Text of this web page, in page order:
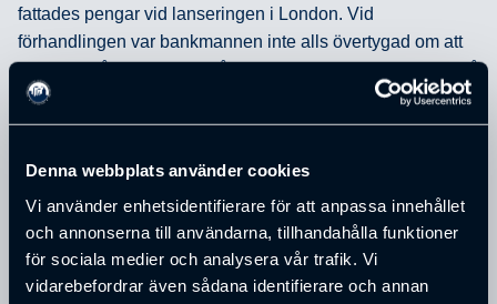
Denna webbplats använder cookies
Vi använder enhetsidentifierare för att anpassa innehållet
och annonserna till användarna, tillhandahålla funktioner
för sociala medier och analysera vår trafik. Vi
vidarebefordrar även sådana identifierare och annan
fattades pengar vid lanseringen i London. Vid
förhandlingen var bankmannen inte alls övertygad om att
den finansiella strukturen skulle diskuteras tog Staffan med
sig Björn Ulvaeus. Bankmannen frågar Björn Ulvaeus vad
sjungandes. Staffan tror att detta var det avgörande. Det
blev den mest lönsamma satsningen någonsin i ett
varumärke för SEB.
2006